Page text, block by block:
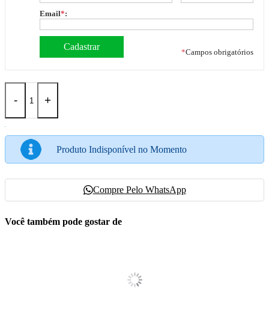
Email*:
*Campos obrigatórios
- +
Produto Indisponível no Momento
Compre Pelo WhatsApp
Você também pode gostar de